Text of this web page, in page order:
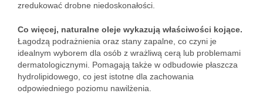
zredukować drobne niedoskonałości.
Co więcej, naturalne oleje wykazują właściwości kojące.
Łagodzą podrażnienia oraz stany zapalne, co czyni je
idealnym wyborem dla osób z wrażliwą cerą lub problemami
dermatologicznymi. Pomagają także w odbudowie płaszcza
hydrolipidowego, co jest istotne dla zachowania
odpowiedniego poziomu nawilżenia.